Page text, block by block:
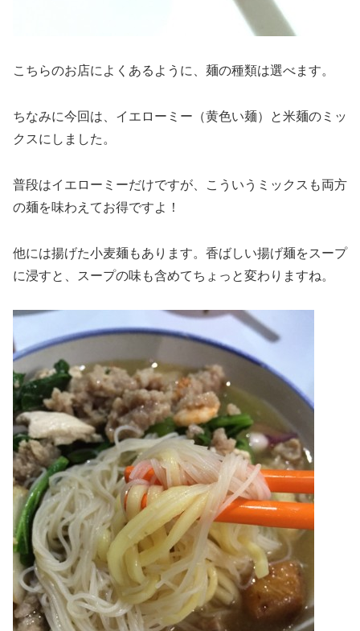
こちらのお店によくあるように、麺の種類は選べます。
ちなみに今回は、イエローミー（黄色い麺）と米麺のミッ
クスにしました。
普段はイエローミーだけですが、こういうミックスも両方
の麺を味わえてお得ですよ！
他には揚げた小麦麺もあります。香ばしい揚げ麺をスープ
に浸すと、スープの味も含めてちょっと変わりますね。